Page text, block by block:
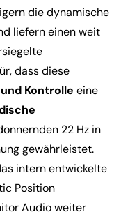
die dynamische
liefern einen weit
dass diese
Kontrolle eine
22 Hz in
gewährleistet.
intern entwickelte
Position
Audio weiter